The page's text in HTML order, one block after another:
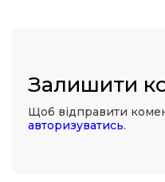
Залишити
Щоб відправити
авторизуватись.